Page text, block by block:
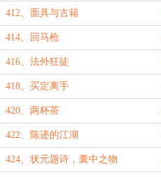
412、面具与古籍
414、回马枪
416、法外狂徒
418、买定离手
420、两杯茶
422、陈迹的江湖
424、状元题诗，囊中之物